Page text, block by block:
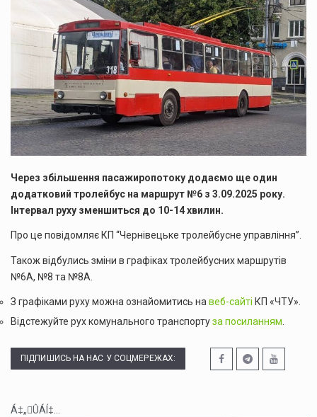
Через збільшення пасажиропотоку додаємо ще один
додатковий тролейбус на маршрут №6 з 3.09.2025 року.
Інтервал руху зменшиться до 10-14 хвилин.
Про це повідомляє КП “Чернівецьке тролейбусне управління”.
Також відбулись зміни в графіках тролейбусних маршрутів
№6А, №8 та №8А.
З графіками руху можна ознайомитись навеб-сайті КП «ЧТУ».
Відстежуйте рух комунального транспортуза посиланням.
ПІДПИШИСЬ НА НАС У СОЦМЕРЕЖАХ:
Á‡„ÛÁÍ‡...